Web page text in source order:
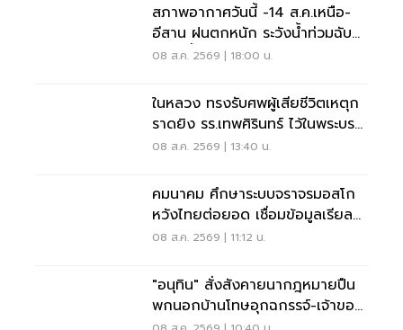
สภาพอากาศวันนี้ -14 ส.ค.เหนือ-
อีสาน ฝนตกหนัก ระวังน้ำท่วมฉับ
พลัน น้ำป่าไหลหลาก
08 ส.ค. 2569 | 18:00 น.
ในหลวง ทรงรับศพผู้เสียชีวิตเหตุก
ราดยิง รร.เทพศิรินทร์ ไว้ในพระบรม
ราชานุเคราะห์
08 ส.ค. 2569 | 13:40 น.
คมนาคม ศึกษาระบบจราจรมอสโก
หวังไทยต่อยอด เชื่อมข้อมูลเรียล
ไทม์ แก้รถติด
08 ส.ค. 2569 | 11:12 น.
"อนุทิน" สั่งสังคายนากฎหมายปืน
พกนอกบ้านโทษอุกฉกรรจ์-เจ้าของ